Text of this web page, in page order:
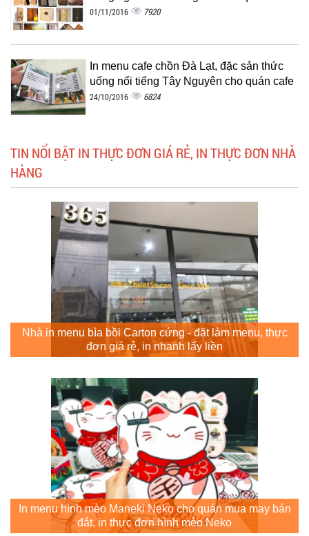
01/11/2016 7920
In menu cafe chồn Đà Lạt, đặc sản thức
uống nổi tiếng Tây Nguyên cho quán cafe
24/10/2016 6824
TIN NỔI BẬT IN THỰC ĐƠN GIÁ RẺ, IN THỰC ĐƠN NHÀ
HÀNG
Nhà in menu bìa bồi Carton cứng - đặt làm menu, thực
đơn giá rẻ, in nhanh lấy liền
In menu hình mèo Maneki Neko cho quán mua may bán
đắt, in thực đơn hình mèo Neko